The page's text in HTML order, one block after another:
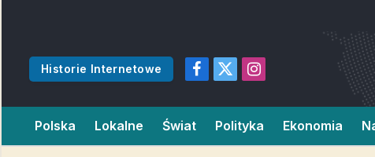
Historie Internetowe
Facebook
X
Instagram
Polska Lokalne Świat Polityka Ekonomia